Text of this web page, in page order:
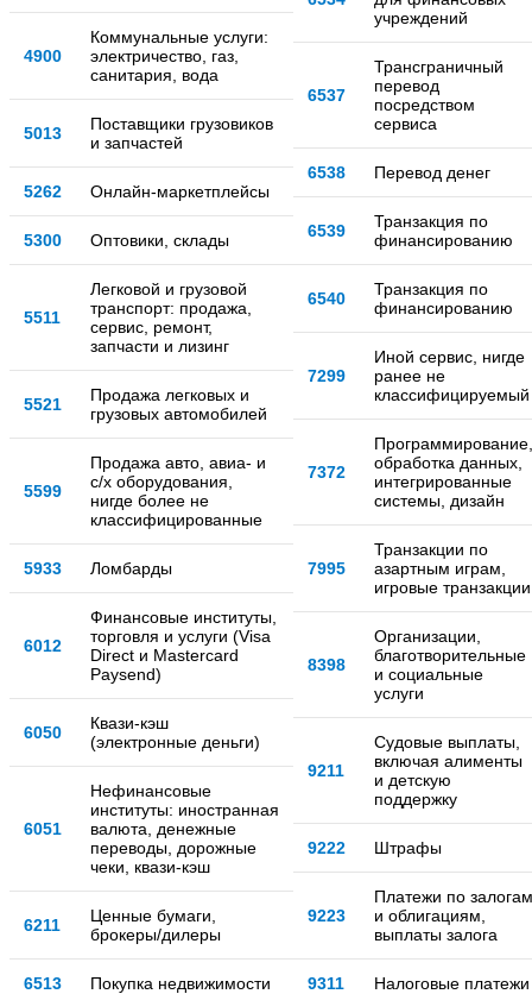
4900
Коммунальные услуги:
электричество, газ,
санитария, вода
5013
Поставщики грузовиков
и запчастей
5262 Онлайн-маркетплейсы
5300 Оптовики, склады
5511
Легковой и грузовой
транспорт: продажа,
сервис, ремонт,
запчасти и лизинг
5521
Продажа легковых и
грузовых автомобилей
5599
Продажа авто, авиа- и
с/х оборудования,
нигде более не
классифицированные
5933 Ломбарды
6012
Финансовые институты,
торговля и услуги (Visa
Direct и Mastercard
Paysend)
6050
Квази-кэш
(электронные деньги)
6051
Нефинансовые
институты: иностранная
валюта, денежные
переводы, дорожные
чеки, квази-кэш
6211
Ценные бумаги,
брокеры/дилеры
6513 Покупка недвижимости
учреждений
6537
Трансграничный
перевод
посредством
сервиса
6538 Перевод денег
6539
Транзакция по
финансированию
6540
Транзакция по
финансированию
7299
Иной сервис, нигде
ранее не
классифицируемый
7372
Программирование,
обработка данных,
интегрированные
системы, дизайн
7995
Транзакции по
азартным играм,
игровые транзакции
8398
Организации,
благотворительные
и социальные
услуги
9211
Судовые выплаты,
включая алименты
и детскую
поддержку
9222 Штрафы
9223
Платежи по залогам
и облигациям,
выплаты залога
9311 Налоговые платежи